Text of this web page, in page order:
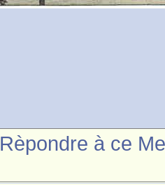
Rèpondre à ce